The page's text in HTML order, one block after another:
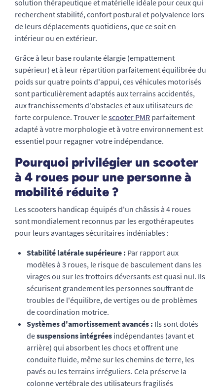
solution thérapeutique et matérielle idéale pour ceux qui
recherchent stabilité, confort postural et polyvalence lors
de leurs déplacements quotidiens, que ce soit en
intérieur ou en extérieur.
Grâce à leur base roulante élargie (empattement
supérieur) et à leur répartition parfaitement équilibrée du
poids sur quatre points d'appui, ces véhicules motorisés
sont particulièrement adaptés aux terrains accidentés,
aux franchissements d'obstacles et aux utilisateurs de
forte corpulence. Trouver lescooter PMR parfaitement
adapté à votre morphologie et à votre environnement est
essentiel pour regagner votre indépendance.
Pourquoi privilégier un scooter
à 4 roues pour une personne à
mobilité réduite ?
Les scooters handicap équipés d'un châssis à 4 roues
sont mondialement reconnus par les ergothérapeutes
pour leurs avantages sécuritaires indéniables :
Stabilité latérale supérieure : Par rapport aux
modèles à 3 roues, le risque de basculement dans les
virages ou sur les trottoirs déversants est quasi nul. Ils
sécurisent grandement les personnes souffrant de
troubles de l'équilibre, de vertiges ou de problèmes
de coordination motrice.
Systèmes d'amortissement avancés : Ils sont dotés
desuspensions intégrées indépendantes (avant et
arrière) qui absorbent les chocs et offrent une
conduite fluide, même sur les chemins de terre, les
pavés ou les terrains irréguliers. Cela préserve la
colonne vertébrale des utilisateurs fragilisés